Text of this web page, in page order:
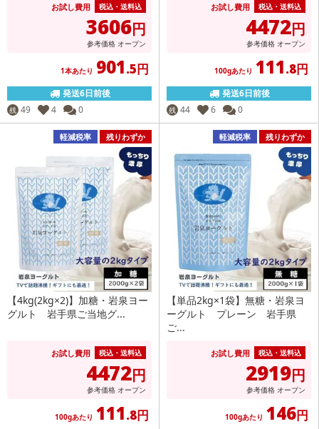
お試し費用 税込・送料込
3606円
参考価格 オープン
1本あたり 901.5円
発送6日前後
残 49 4 0
お試し費用 税込・送料込
4472円
参考価格 オープン
100gあたり 111.8円
発送6日前後
残 44 6 0
軽減税率 残りわずか
【4kg(2kg×2)】加糖・岩泉ヨー
グルト 岩手県ご当地グ...
お試し費用 税込・送料込
4472円
参考価格 オープン
100gあたり 111.8円
軽減税率 残りわずか
【単品2kg×1袋】無糖・岩泉ヨ
ーグルト プレーン 岩手県
ご...
お試し費用 税込・送料込
2919円
参考価格 オープン
100gあたり 146円